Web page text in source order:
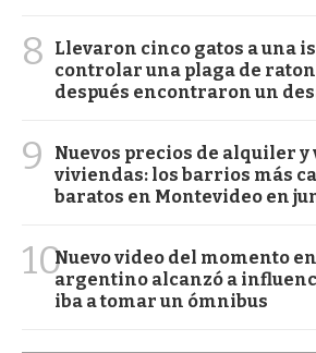
8
Llevaron cinco gatos a una
controlar una plaga de
después encontraron un
9
Nuevos precios de alquiler y
viviendas: los barrios más
baratos en Montevideo en
10Nuevo video del momento
argentino alcanzó a
iba a tomar un ómnibus